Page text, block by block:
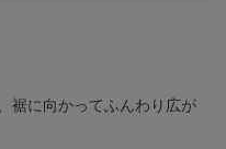
裾に向かってふんわり広が